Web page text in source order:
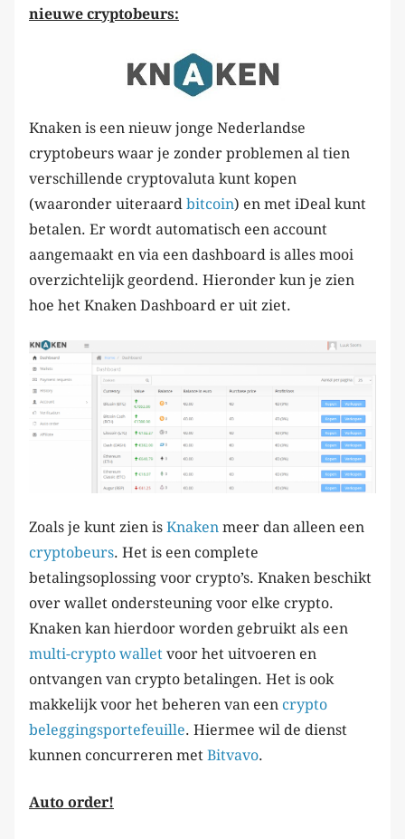
nieuwe cryptobeurs:
Knaken is een nieuw jonge Nederlandse
cryptobeurs waar je zonder problemen al tien
verschillende cryptovaluta kunt kopen
(waaronder uiteraard bitcoin) en met iDeal kunt
betalen. Er wordt automatisch een account
aangemaakt en via een dashboard is alles mooi
overzichtelijk geordend. Hieronder kun je zien
hoe het Knaken Dashboard er uit ziet.
Zoals je kunt zien is Knaken meer dan alleen een
cryptobeurs. Het is een complete
betalingsoplossing voor crypto’s. Knaken beschikt
over wallet ondersteuning voor elke crypto.
Knaken kan hierdoor worden gebruikt als een
multi-crypto wallet voor het uitvoeren en
ontvangen van crypto betalingen. Het is ook
makkelijk voor het beheren van een crypto
beleggingsportefeuille. Hiermee wil de dienst
kunnen concurreren met Bitvavo.
Auto order!